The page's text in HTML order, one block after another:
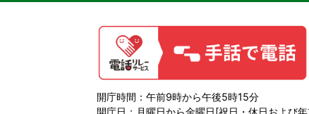
開庁時間：午前9時から午後5時15分